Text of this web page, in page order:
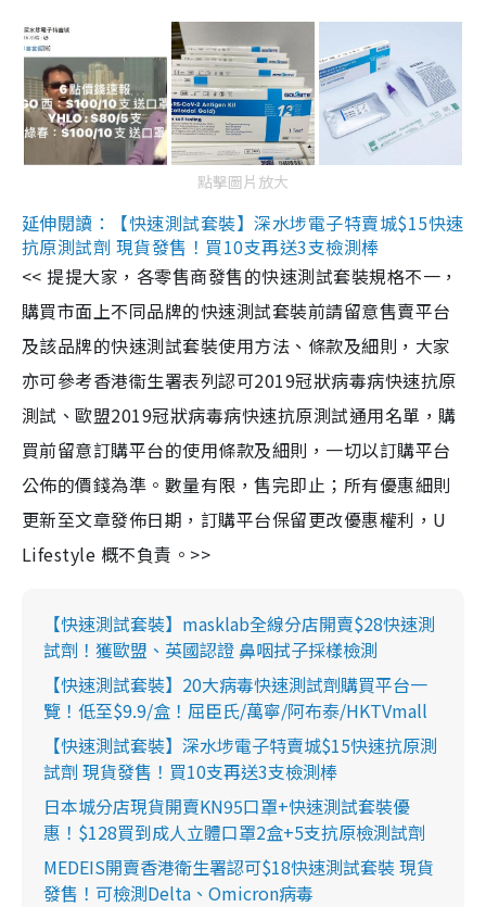
點擊圖片放大
延伸閱讀：【快速測試套裝】深水埗電子特賣城$15快速
抗原測試劑 現貨發售！買10支再送3支檢測棒
<< 提提大家，各零售商發售的快速測試套裝規格不一，
購買市面上不同品牌的快速測試套裝前請留意售賣平台
及該品牌的快速測試套裝使用方法、條款及細則，大家
亦可參考香港衞生署表列認可2019冠狀病毒病快速抗原
測試、歐盟2019冠狀病毒病快速抗原測試通用名單，購
買前留意訂購平台的使用條款及細則，一切以訂購平台
公佈的價錢為準。數量有限，售完即止；所有優惠細則
更新至文章發佈日期，訂購平台保留更改優惠權利，U
Lifestyle 概不負責。>>
【快速測試套裝】masklab全線分店開賣$28快速測
試劑！獲歐盟、英國認證 鼻咽拭子採樣檢測
【快速測試套裝】20大病毒快速測試劑購買平台一
覽！低至$9.9/盒！屈臣氏/萬寧/阿布泰/HKTVmall
【快速測試套裝】深水埗電子特賣城$15快速抗原測
試劑 現貨發售！買10支再送3支檢測棒
日本城分店現貨開賣KN95口罩+快速測試套裝優
惠！$128買到成人立體口罩2盒+5支抗原檢測試劑
MEDEIS開賣香港衛生署認可$18快速測試套裝 現貨
發售！可檢測Delta、Omicron病毒